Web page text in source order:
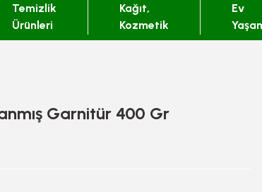
Temizlik
Ürünleri
Kağıt,
Kozmetik
Ev
Garnitür 400 Gr